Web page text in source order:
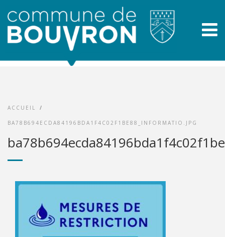
ACCUEIL /
BA78B694ECDA84196BDA1F4C02F1BE88_INFORMATIO.JPG